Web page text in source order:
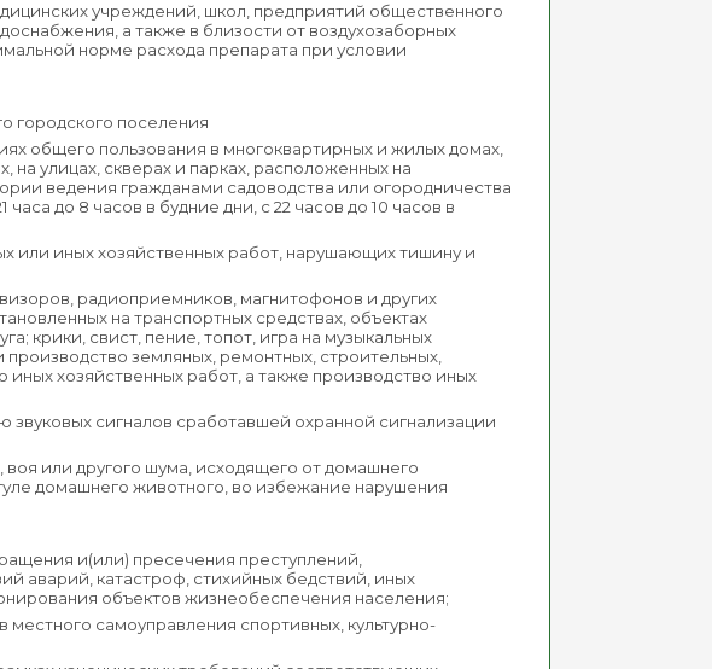
учреждений, школ, предприятий общественного
а также в близости от воздухозаборных
норме расхода препарата при условии
городского поселения
общего пользования в многоквартирных и жилых домах,
на улицах, скверах и парках, расположенных на
ведения гражданами садоводства или огородничества
до 8 часов в будние дни, с 22 часов до 10 часов в
или иных хозяйственных работ, нарушающих тишину и
радиоприемников, магнитофонов и других
на транспортных средствах, объектах
крики, свист, пение, топот, игра на музыкальных
земляных, ремонтных, строительных,
иных хозяйственных работ, а также производство иных
сигналов сработавшей охранной сигнализации
или другого шума, исходящего от домашнего
домашнего животного, во избежание нарушения
и(или) пресечения преступлений,
аварий, катастроф, стихийных бедствий, иных
объектов жизнеобеспечения населения;
самоуправления спортивных, культурно-